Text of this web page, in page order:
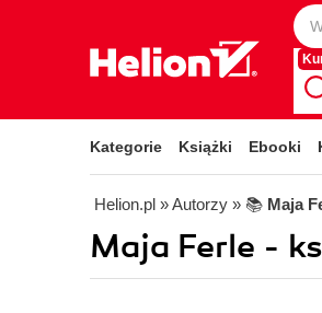
Kategorie Książki Ebooki
Helion.pl » Autorzy » 📚 Maja
Maja Ferle -